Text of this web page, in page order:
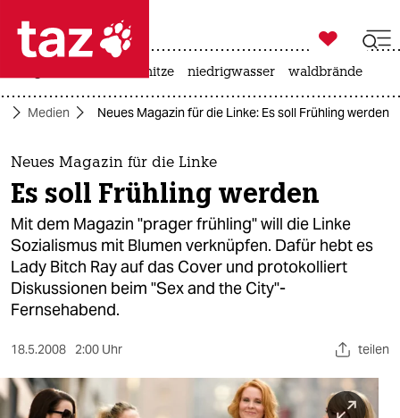
 taz zahl ich
taz zahl ich
themen
politik
öko
gesellschaft
kultur
berlin

taz zahl ich
hitze niedrigwasser waldbrände
Medien Neues Magazin für die Linke: Es soll Frühling werden
Neues Magazin für die Linke
Es soll Frühling werden
Mit dem Magazin "prager frühling" will die Linke
Sozialismus mit Blumen verknüpfen. Dafür hebt es
Lady Bitch Ray auf das Cover und protokolliert
Diskussionen beim "Sex and the City"-
Fernsehabend.
18.5.2008 2:00 Uhr teilen